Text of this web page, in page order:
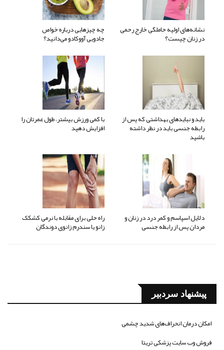
نشانه‌های اولیه حاملگی خارج رحمی
در زنان چیست؟
چه چیزهایی درباره خواص
جادویی آووکادو می‌دانید؟
باید و نبایدهای بهداشتی که پس از
رابطه جنسی باید در نظر داشته
باشید
با کمی ورزش بیشتر، طول عمرتان را
افزایش دهید
دلایل اسپاسم و کمر درد در زنان و
مردان پس از رابطه جنسی
راه حلی برای مقابله با نرمی کشکک
زانو یا سندرم زانوی دوندگان
پیشنهاد سردبیر
امکان درمان انحراف‌های شدید چشمی
فروش وب سایت پزشکی تریتا